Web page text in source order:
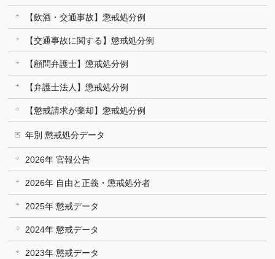
【飲酒・交通事故】懲戒処分例
【交通事故に関する】懲戒処分例
【顧問弁護士】懲戒処分例
【弁護士法人】懲戒処分例
【懲戒請求が棄却】懲戒処分例
年別 懲戒処分データ
2026年 官報公告
2026年 自由と正義・懲戒処分者
2025年 懲戒データ
2024年 懲戒データ
2023年 懲戒データ